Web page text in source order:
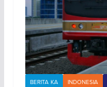
BERITA KA INDONESIA